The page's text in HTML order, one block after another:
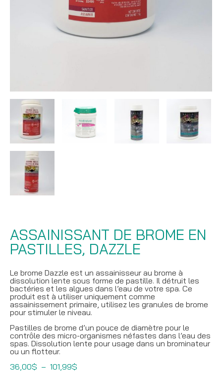
ASSAINISSANT DE BROME EN
PASTILLES, DAZZLE
Le brome Dazzle est un assainisseur au brome à
dissolution lente sous forme de pastille. Il détruit les
bactéries et les algues dans l’eau de votre spa. Ce
produit est à utiliser uniquement comme
assainissement primaire, utilisez les granules de brome
pour stimuler le niveau.
Pastilles de brome d’un pouce de diamètre pour le
contrôle des micro-organismes néfastes dans l’eau des
spas. Dissolution lente pour usage dans un brominateur
ou un flotteur.
36,00$ – 101,99$